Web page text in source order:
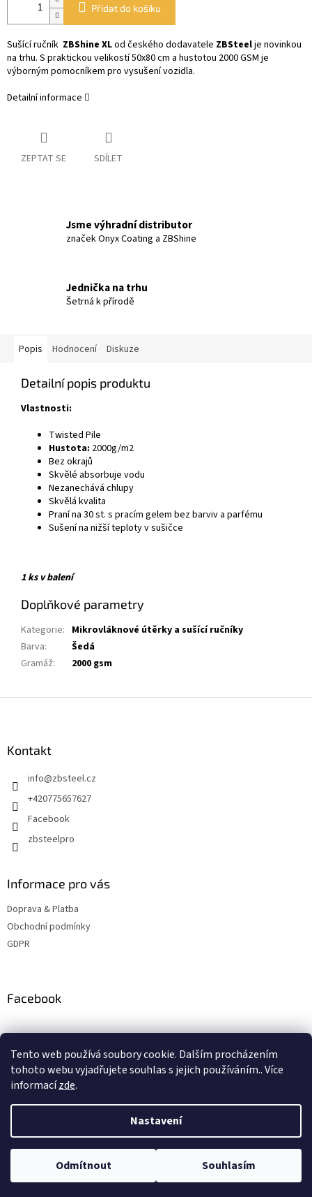
Tento web používá soubory cookie. Dalším procházením
tohoto webu vyjadřujete souhlas s jejich používáním.. Více
informacízde.
Nastavení
Odmítnout Souhlasím
Přidat do košíku
Sušící ručník ZBShine XLod českého dodavatele ZBSteelje novinkou
na trhu. S praktickou velikostí 50x80 cm a hustotou 2000 GSM je
výborným pomocníkem pro vysušení vozidla.
Detailní informace
ZEPTAT SE SDÍLET
Jsme výhradní distributor
značek Onyx Coating a ZBShine
Jednička na trhu
Šetrná k přírodě
Popis Hodnocení Diskuze
Detailní popis produktu
Vlastnosti:
Twisted Pile
Hustota: 2000g/m2
Bez okrajů
Skvělé absorbuje vodu
Nezanechává chlupy
Skvělá kvalita
Praní na 30 st. s pracím gelem bez barviv a parfému
Sušení na nižší teploty v sušičce
1 ks v balení
Doplňkové parametry
Kategorie: Mikrovláknové útěrky a sušící ručníky
Barva:
Šedá
Gramáž: 2000 gsm
Kontakt
info@zbsteel.cz
+420775657627
Facebook
zbsteelpro
Informace pro vás
Doprava & Platba
Obchodní podmínky
GDPR
Facebook
Instagram
Copyright 2026ZBSteelshop. Všechna práva vyhrazena.Upravit